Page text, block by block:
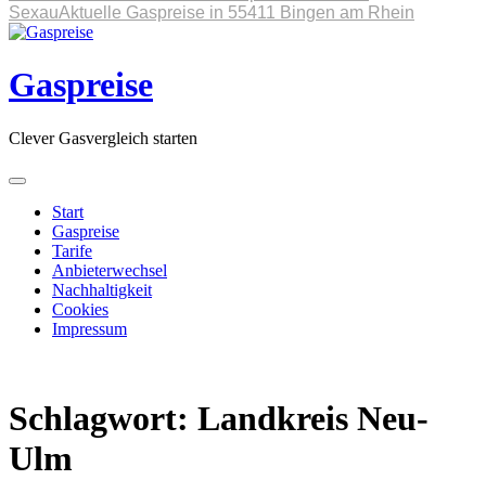
SexauAktuelle Gaspreise in 55411 Bingen am Rhein
Skip
content
Gaspreise
Clever Gasvergleich starten
Start
Gaspreise
Tarife
Anbieterwechsel
Nachhaltigkeit
Cookies
Impressum
Schlagwort: Landkreis Neu-
Ulm